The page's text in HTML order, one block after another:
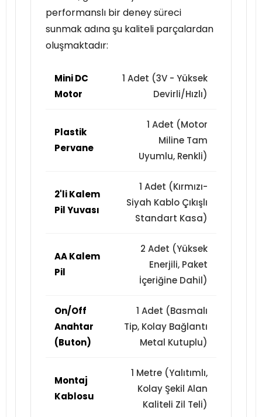
performanslı bir deney süreci
sunmak adına şu kaliteli parçalardan
oluşmaktadır:
Mini DC
Motor
1 Adet (3V - Yüksek
Devirli/Hızlı)
Plastik
Pervane
1 Adet (Motor
Miline Tam
Uyumlu, Renkli)
2'li Kalem
Pil Yuvası
1 Adet (Kırmızı-
Siyah Kablo Çıkışlı
Standart Kasa)
AA Kalem
Pil
2 Adet (Yüksek
Enerjili, Paket
İçeriğine Dahil)
On/Off
Anahtar
(Buton)
1 Adet (Basmalı
Tip, Kolay Bağlantı
Metal Kutuplu)
Montaj
Kablosu
1 Metre (Yalıtımlı,
Kolay Şekil Alan
Kaliteli Zil Teli)